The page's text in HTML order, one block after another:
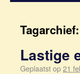
Tagarchief:
Lastige
Geplaatst op21